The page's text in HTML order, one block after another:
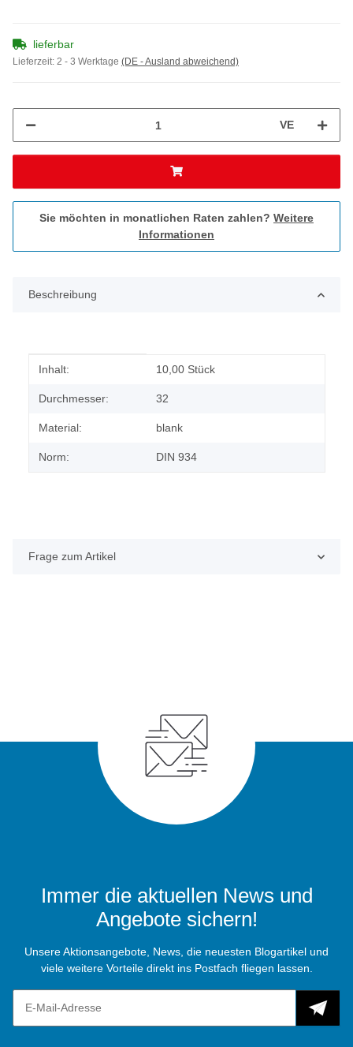
lieferbar
Lieferzeit: 2 - 3 Werktage (DE - Ausland abweichend)
VE
Sie möchten in monatlichen Raten zahlen? Weitere
Informationen
Beschreibung
Produkteigenschaft
Wert
Inhalt: 10,00 Stück
Durchmesser: 32
Material: blank
Norm: DIN 934
Frage zum Artikel
Immer die aktuellen News und
Angebote sichern!
Unsere Aktionsangebote, News, die neuesten Blogartikel und
viele weitere Vorteile direkt ins Postfach fliegen lassen.